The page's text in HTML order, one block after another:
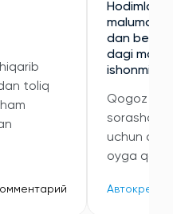
toliq
Hodimlari
malumotni
dan
dagi
ishonmidi
Qogoz
sorashdi
uchun
oyga